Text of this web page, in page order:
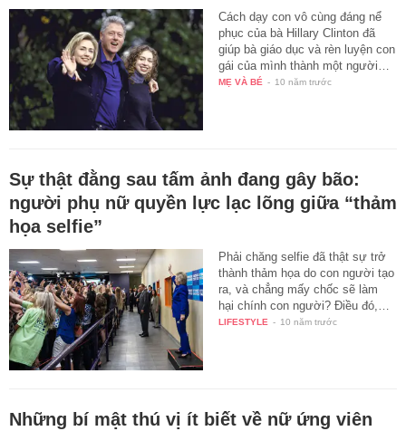
Cách dạy con vô cùng đáng nể
phục của bà Hillary Clinton đã
giúp bà giáo dục và rèn luyện con
gái của mình thành một người…
MẸ VÀ BÉ - 10 năm trước
Sự thật đằng sau tấm ảnh đang gây bão:
người phụ nữ quyền lực lạc lõng giữa “thảm
họa selfie”
Phải chăng selfie đã thật sự trở
thành thảm họa do con người tạo
ra, và chẳng mấy chốc sẽ làm
hại chính con người? Điều đó,…
LIFESTYLE - 10 năm trước
Những bí mật thú vị ít biết về nữ ứng viên